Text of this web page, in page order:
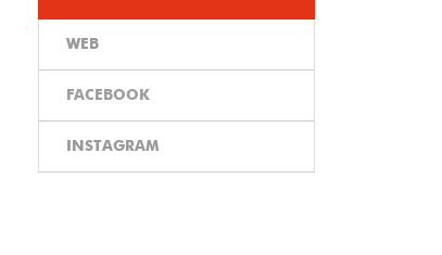
WEB
FACEBOOK
INSTAGRAM